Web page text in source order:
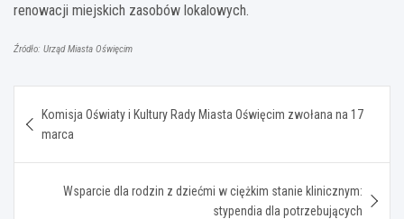
renowacji miejskich zasobów lokalowych.
Źródło: Urząd Miasta Oświęcim
wpisu
Komisja Oświaty i Kultury Rady Miasta Oświęcim zwołana na 17
marca
Wsparcie dla rodzin z dziećmi w ciężkim stanie klinicznym:
stypendia dla potrzebujących